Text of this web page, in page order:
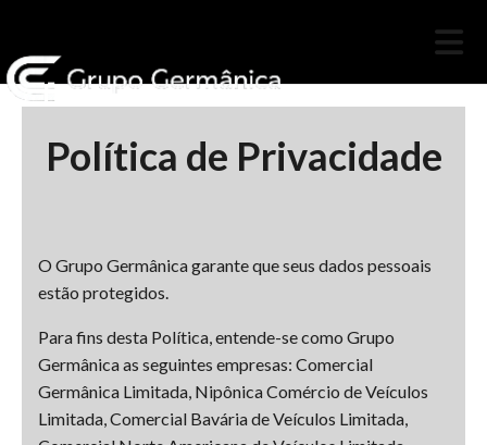
Política de Privacidade
O Grupo Germânica garante que seus dados pessoais
estão protegidos.
Para fins desta Política, entende-se como Grupo
Germânica as seguintes empresas: Comercial
Germânica Limitada, Nipônica Comércio de Veículos
Limitada, Comercial Bavária de Veículos Limitada,